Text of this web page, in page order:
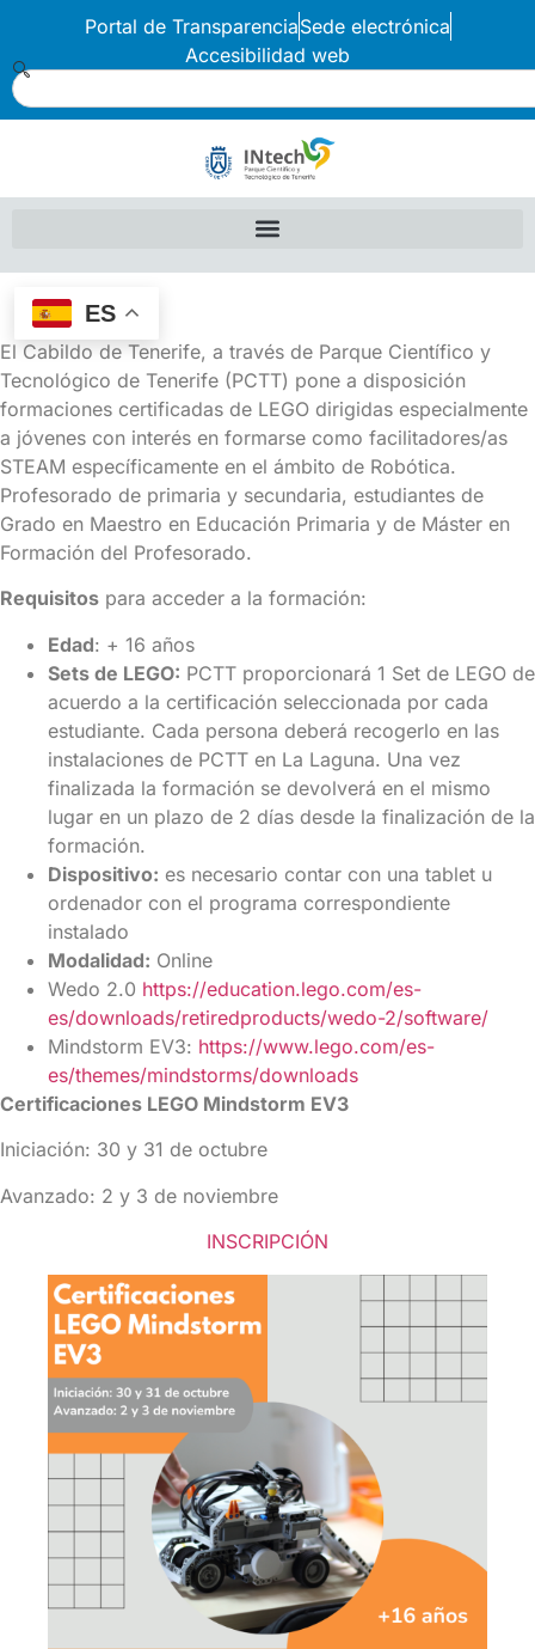
Portal de TransparenciaSede electrónica
Accesibilidad web
ES
El Cabildo de Tenerife, a través de Parque Científico y
Tecnológico de Tenerife (PCTT) pone a disposición
formaciones certificadas de LEGO dirigidas especialmente
a jóvenes con interés en formarse como facilitadores/as
STEAM específicamente en el ámbito de Robótica.
Profesorado de primaria y secundaria, estudiantes de
Grado en Maestro en Educación Primaria y de Máster en
Formación del Profesorado.
Requisitos para acceder a la formación:
Edad: + 16 años
Sets de LEGO: PCTT proporcionará 1 Set de LEGO de
acuerdo a la certificación seleccionada por cada
estudiante. Cada persona deberá recogerlo en las
instalaciones de PCTT en La Laguna. Una vez
finalizada la formación se devolverá en el mismo
lugar en un plazo de 2 días desde la finalización de la
formación.
Dispositivo: es necesario contar con una tablet u
ordenador con el programa correspondiente
instalado
Modalidad: Online
Wedo 2.0 https://education.lego.com/es-
es/downloads/retiredproducts/wedo-2/software/
Mindstorm EV3: https://www.lego.com/es-
es/themes/mindstorms/downloads
Certificaciones LEGO Mindstorm EV3
Iniciación: 30 y 31 de octubre
Avanzado: 2 y 3 de noviembre
INSCRIPCIÓN